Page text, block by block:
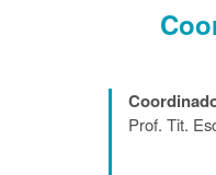
Prof. Tit.